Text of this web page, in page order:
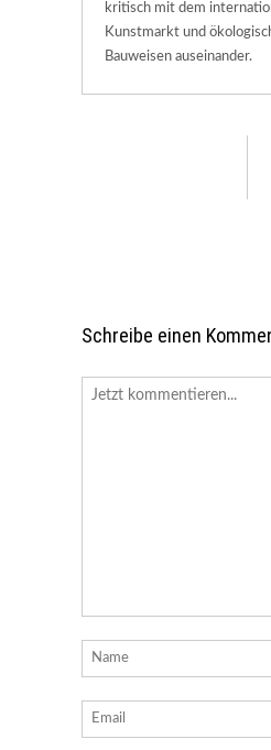
kritisch mit dem
Kunstmarkt und
Bauweisen auseinander.
Schreibe einen